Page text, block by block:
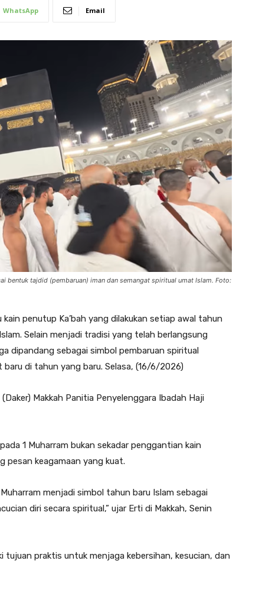
WhatsApp Email
bentuk tajdid (pembaruan) iman dan semangat spiritual umat Islam. Foto:
penutup Ka’bah yang dilakukan setiap awal tahun
Selain menjadi tradisi yang telah berlangsung
dipandang sebagai simbol pembaruan spiritual
di tahun yang baru. Selasa, (16/6/2026)
Makkah Panitia Penyelenggara Ibadah Haji
1 Muharram bukan sekadar penggantian kain
pesan keagamaan yang kuat.
menjadi simbol tahun baru Islam sebagai
diri secara spiritual,” ujar Erti di Makkah, Senin
tujuan praktis untuk menjaga kebersihan, kesucian, dan